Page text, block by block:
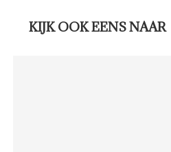
KIJK OOK EENS NAAR